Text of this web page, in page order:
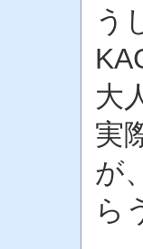
う
大
実
が
ら